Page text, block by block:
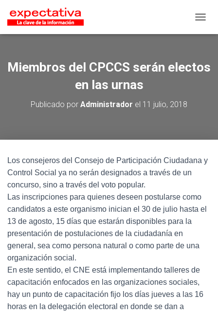
Miembros del CPCCS serán electos
en las urnas
Publicado por Administrador el 11 julio, 2018
Los consejeros del Consejo de Participación Ciudadana y
Control Social ya no serán designados a través de un
concurso, sino a través del voto popular.
Las inscripciones para quienes deseen postularse como
candidatos a este organismo inician el 30 de julio hasta el
13 de agosto, 15 días que estarán disponibles para la
presentación de postulaciones de la ciudadanía en
general, sea como persona natural o como parte de una
organización social.
En este sentido, el CNE está implementando talleres de
capacitación enfocados en las organizaciones sociales,
hay un punto de capacitación fijo los días jueves a las 16
horas en la delegación electoral en donde se dan a